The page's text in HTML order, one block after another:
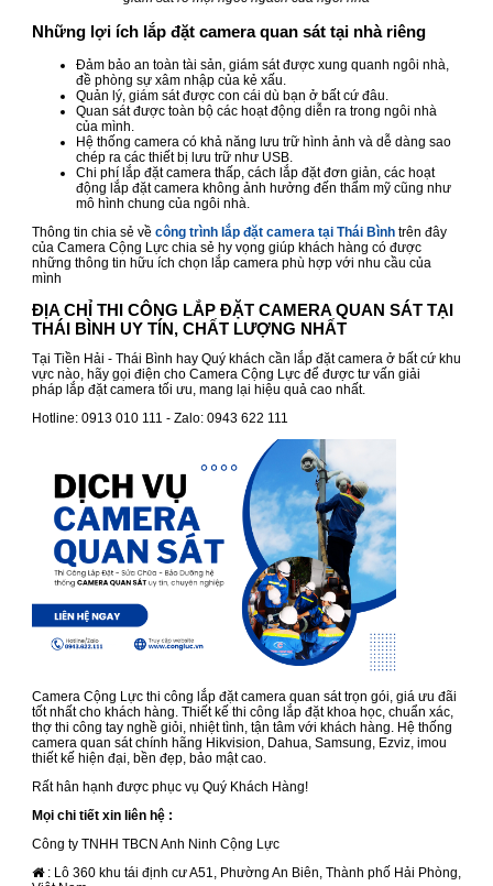
Những lợi ích lắp đặt camera quan sát tại nhà riêng
Đảm bảo an toàn tài sản, giám sát được xung quanh ngôi nhà,
đề phòng sự xâm nhập của kẻ xấu.
Quản lý, giám sát được con cái dù bạn ở bất cứ đâu.
Quan sát được toàn bộ các hoạt động diễn ra trong ngôi nhà
của mình.
Hệ thống camera có khả năng lưu trữ hình ảnh và dễ dàng sao
chép ra các thiết bị lưu trữ như USB.
Chi phí lắp đặt camera thấp, cách lắp đặt đơn giản, các hoạt
động lắp đặt camera không ảnh hưởng đến thẩm mỹ cũng như
mô hình chung của ngôi nhà.
Thông tin chia sẻ về công trình lắp đặt camera tại Thái Bìnhtrên đây
của Camera Cộng Lực chia sẻ hy vọng giúp khách hàng có được
những thông tin hữu ích chọn lắp camera phù hợp với nhu cầu của
mình
ĐỊA CHỈ THI CÔNG LẮP ĐẶT CAMERA QUAN SÁT TẠI
THÁI BÌNH UY TÍN, CHẤT LƯỢNG NHẤT
Tại Tiền Hải - Thái Bình hay Quý khách cần lắp đặt camera ở bất cứ khu
vực nào, hãy gọi điện cho Camera Cộng Lực để được tư vấn giải
pháp lắp đặt camera tối ưu, mang lại hiệu quả cao nhất.
Hotline: 0913 010 111 - Zalo: 0943 622 111
Camera Cộng Lực thi công lắp đặt camera quan sát trọn gói, giá ưu đãi
tốt nhất cho khách hàng. Thiết kế thi công lắp đặt khoa học, chuẩn xác,
thợ thi công tay nghề giỏi, nhiệt tình, tận tâm với khách hàng. Hệ thống
camera quan sát chính hãng Hikvision, Dahua, Samsung, Ezviz, imou
thiết kế hiện đại, bền đẹp, bảo mật cao.
Rất hân hạnh được phục vụ Quý Khách Hàng!
Mọi chi tiết xin liên hệ :
Công ty TNHH TBCN Anh Ninh Cộng Lực
: Lô 360 khu tái định cư A51, Phường An Biên, Thành phố Hải Phòng,